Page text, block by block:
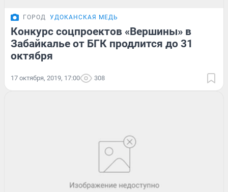
ГОРОД УДОКАНСКАЯ МЕДЬ
Конкурс соцпроектов «Вершины» в
Забайкалье от БГК продлится до 31
октября
17 октября, 2019, 17:00 308